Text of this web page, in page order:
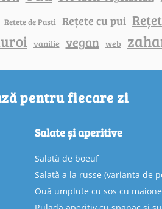
Retete de Pasti Rețete cu pui
vanilie vegan web
pentru fiecare zi
Salate și aperitive
Salată de boeuf
Salată a la russe (varianta de
Ouă umplute cu sos cu